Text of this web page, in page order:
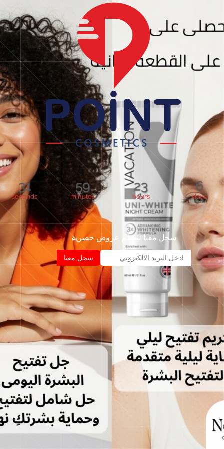
6
days
23
hours
59
minutes
31
seconds
سجل معنا ليصلم عروض حصرية